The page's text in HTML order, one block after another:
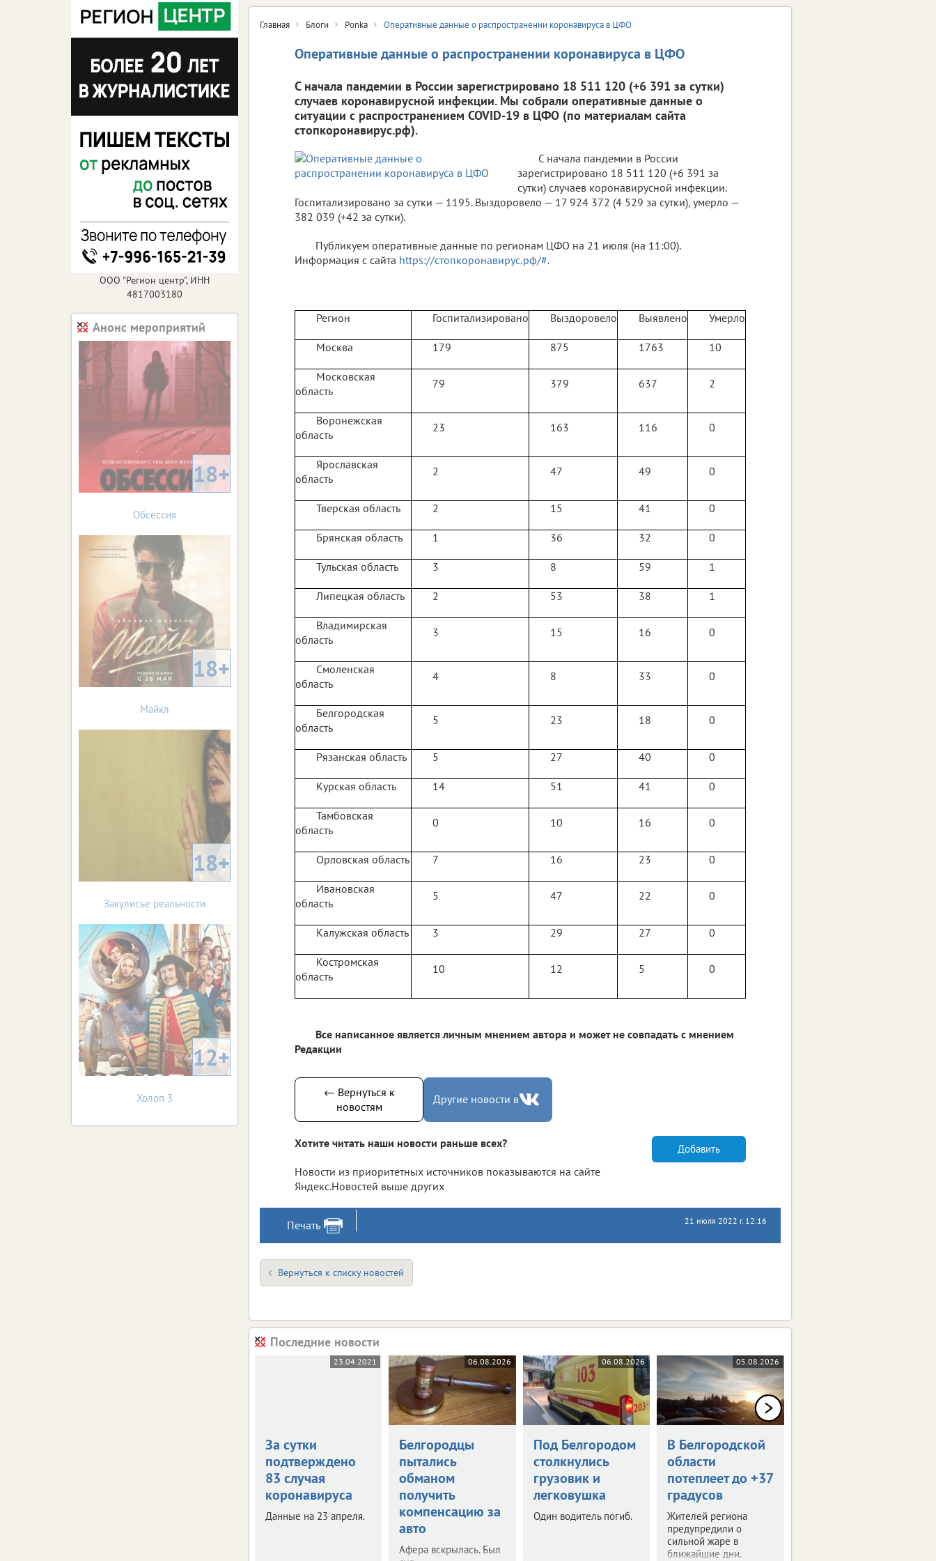
Главная Блоги Ponka Оперативные данные о распространении коронавируса в ЦФО
Оперативные данные о распространении коронавируса в ЦФО
С начала пандемии в России зарегистрировано 18 511 120 (+6 391 за сутки)
случаев коронавирусной инфекции. Мы собрали оперативные данные о
ситуации с распространением COVID-19 в ЦФО (по материалам сайта
стопкоронавирус.рф).
С начала пандемии в России
зарегистрировано 18 511 120 (+6 391 за
сутки) случаев коронавирусной инфекции.
Госпитализировано за сутки — 1195. Выздоровело — 17 924 372 (4 529 за сутки), умерло —
382 039 (+42 за сутки).
Публикуем оперативные данные по регионам ЦФО на 21 июля (на 11:00).
Информация с сайта https://стопкоронавирус.рф/#.
Регион Госпитализировано Выздоровело Выявлено Умерло
Москва 179 875 1763 10
Московская
область
79 379 637 2
Воронежская
область
23 163 116 0
Ярославская
область
2 47 49 0
Тверская область 2 15 41 0
Брянская область 1 36 32 0
Тульская область 3 8 59 1
Липецкая область 2 53 38 1
Владимирская
область
3 15 16 0
Смоленская
область
4 8 33 0
Белгородская
область
5 23 18 0
Рязанская область 5 27 40 0
Курская область 14 51 41 0
Тамбовская
область
0 10 16 0
Орловская область 7 16 23 0
Ивановская
область
5 47 22 0
Калужская область 3 29 27 0
Костромская
область
10 12 5 0
Все написанное является личным мнением автора и может не совпадать с мнением
Редакции
← Вернуться к
новостям
Другие новости в
Хотите читать наши новости раньше всех?
Новости из приоритетных источников показываются на сайте
Яндекс.Новостей выше других
Добавить
Печать 21 июля 2022 г. 12:16
Вернуться к списку новостей
Последние новости
23.04.2021
За сутки
подтверждено
83 случая
коронавируса
Данные на 23 апреля.
06.08.2026
Белгородцы
пытались
обманом
получить
компенсацию за
авто
Афера вскрылась. Был
06.08.2026
Под Белгородом
столкнулись
грузовик и
легковушка
Один водитель погиб.
05.08.2026
В Белгородской
области
потеплеет до +37
градусов
Жителей региона
предупредили о
сильной жаре в
ближайшие дни.
ООО "Регион центр", ИНН
4817003180
Анонс мероприятий
18+
Обсессия
18+
Майкл
18+
Закулисье реальности
12+
Холоп 3